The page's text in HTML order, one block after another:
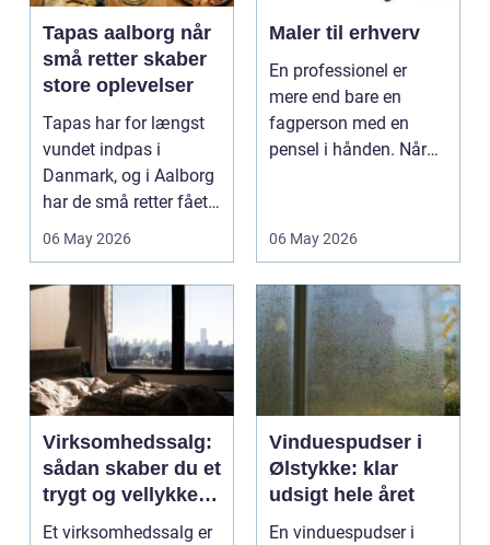
Tapas aalborg når
små retter skaber
store oplevelser
Tapas har for længst
vundet indpas i
Danmark, og i Aalborg
har de små retter fået
deres helt eget li...
06 May 2026
Maler til erhverv
En professionel er
mere end bare en
fagperson med en
pensel i hånden. Når
06 May 2026
Virksomhedssalg:
sådan skaber du et
trygt og vellykket
salg
Et virksomhedssalg er
Vinduespudser i
Ølstykke: klar
udsigt hele året
En vinduespudser i